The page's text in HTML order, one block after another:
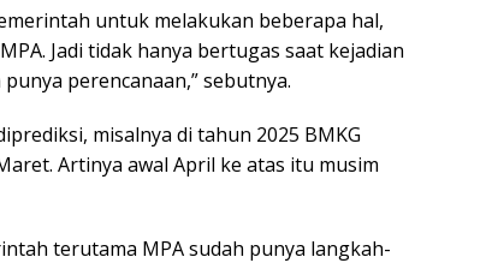
untuk melakukan beberapa hal,
Jadi tidak hanya bertugas saat kejadian
perencanaan,” sebutnya.
misalnya di tahun 2025 BMKG
Artinya awal April ke atas itu musim
terutama MPA sudah punya langkah-